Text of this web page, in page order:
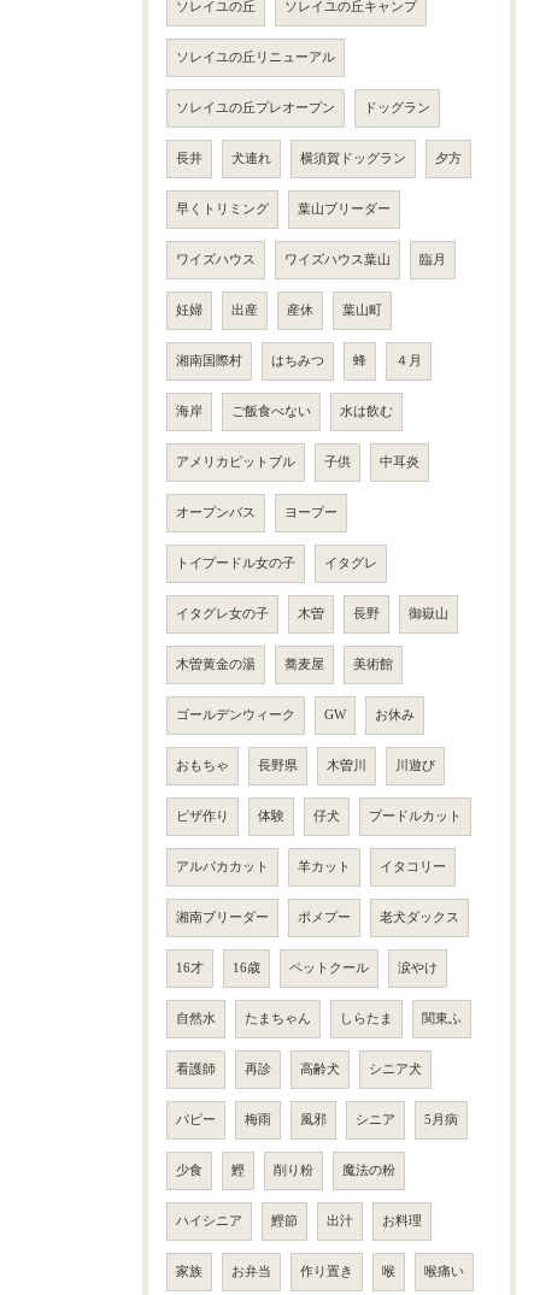
ソレイユの丘 ソレイユの丘キャンプ
ソレイユの丘リニューアル
ソレイユの丘プレオープン ドッグラン
長井 犬連れ 横須賀ドッグラン 夕方
早くトリミング 葉山ブリーダー
ワイズハウス ワイズハウス葉山 臨月
妊婦 出産 産休 葉山町
湘南国際村 はちみつ 蜂 ４月
海岸 ご飯食べない 水は飲む
アメリカピットブル 子供 中耳炎
オープンバス ヨープー
トイプードル女の子 イタグレ
イタグレ女の子 木曽 長野 御嶽山
木曽黄金の湯 蕎麦屋 美術館
ゴールデンウィーク GW お休み
おもちゃ 長野県 木曽川 川遊び
ピザ作り 体験 仔犬 プードルカット
アルパカカット 羊カット イタコリー
湘南ブリーダー ポメプー 老犬ダックス
16才 16歳 ペットクール 涙やけ
自然水 たまちゃん しらたま 関東ふ
看護師 再診 高齢犬 シニア犬
パピー 梅雨 風邪 シニア 5月病
少食 鰹 削り粉 魔法の粉
ハイシニア 鰹節 出汁 お料理
家族 お弁当 作り置き 喉 喉痛い